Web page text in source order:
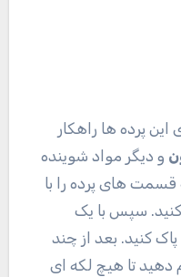
این پرده ها راهکار
و دیگر مواد شوینده
قسمت های پرده را با
کنید. سپس با یک
کنید. بعد از چند
دهید تا هیچ لکه ای